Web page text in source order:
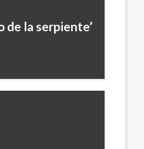
de la serpiente’